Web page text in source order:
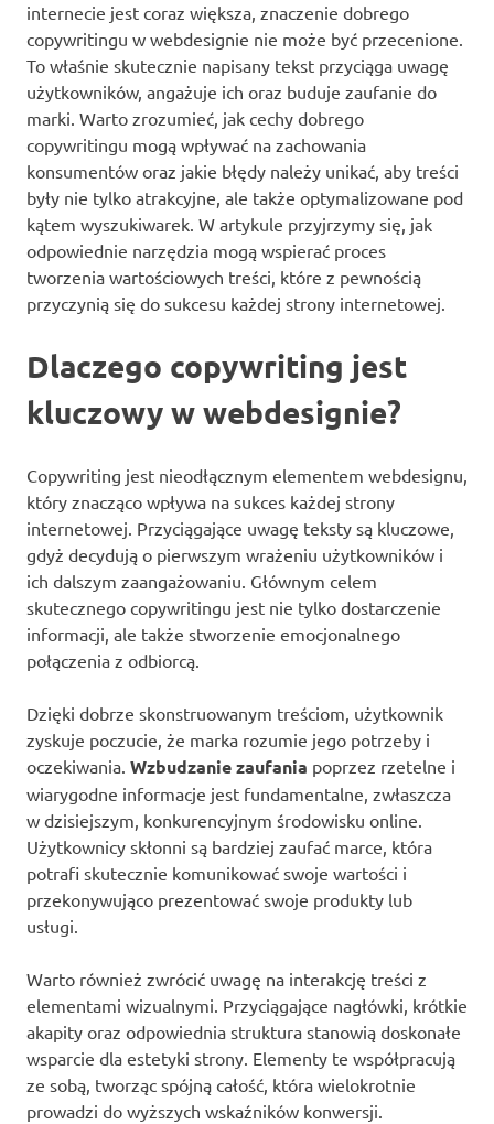
internecie jest coraz większa, znaczenie dobrego
copywritingu w webdesignie nie może być przecenione.
To właśnie skutecznie napisany tekst przyciąga uwagę
użytkowników, angażuje ich oraz buduje zaufanie do
marki. Warto zrozumieć, jak cechy dobrego
copywritingu mogą wpływać na zachowania
konsumentów oraz jakie błędy należy unikać, aby treści
były nie tylko atrakcyjne, ale także optymalizowane pod
kątem wyszukiwarek. W artykule przyjrzymy się, jak
odpowiednie narzędzia mogą wspierać proces
tworzenia wartościowych treści, które z pewnością
przyczynią się do sukcesu każdej strony internetowej.
Dlaczego copywriting jest
kluczowy w webdesignie?
Copywriting jest nieodłącznym elementem webdesignu,
który znacząco wpływa na sukces każdej strony
internetowej. Przyciągające uwagę teksty są kluczowe,
gdyż decydują o pierwszym wrażeniu użytkowników i
ich dalszym zaangażowaniu. Głównym celem
skutecznego copywritingu jest nie tylko dostarczenie
informacji, ale także stworzenie emocjonalnego
połączenia z odbiorcą.
Dzięki dobrze skonstruowanym treściom, użytkownik
zyskuje poczucie, że marka rozumie jego potrzeby i
oczekiwania. Wzbudzanie zaufania poprzez rzetelne i
wiarygodne informacje jest fundamentalne, zwłaszcza
w dzisiejszym, konkurencyjnym środowisku online.
Użytkownicy skłonni są bardziej zaufać marce, która
potrafi skutecznie komunikować swoje wartości i
przekonywująco prezentować swoje produkty lub
usługi.
Warto również zwrócić uwagę na interakcję treści z
elementami wizualnymi. Przyciągające nagłówki, krótkie
akapity oraz odpowiednia struktura stanowią doskonałe
wsparcie dla estetyki strony. Elementy te współpracują
ze sobą, tworząc spójną całość, która wielokrotnie
prowadzi do wyższych wskaźników konwersji.